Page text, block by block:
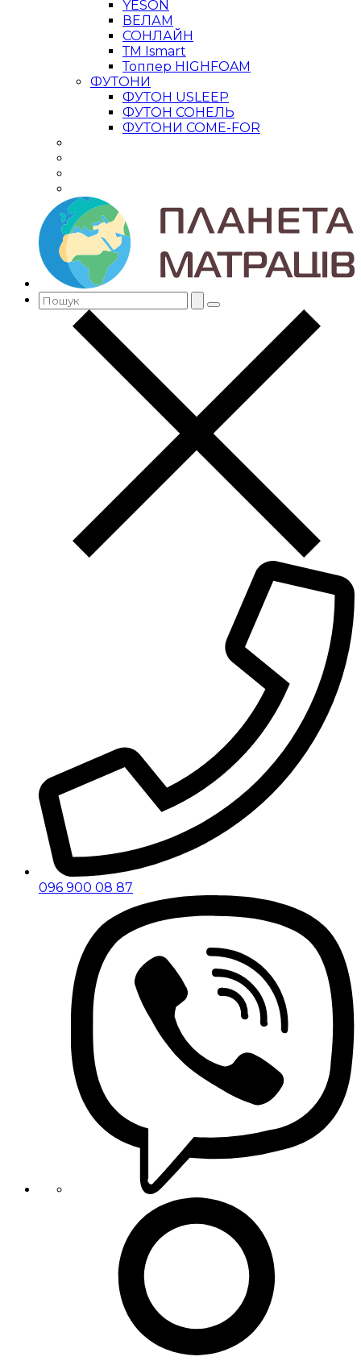
YESON
ВЕЛАМ
СОНЛАЙН
ТМ Ismart
Топпер HIGHFOAM
ФУТОНИ
ФУТОН USLEEP
ФУТОН СОНЕЛЬ
ФУТОНИ COME-FOR
096 900 08 87